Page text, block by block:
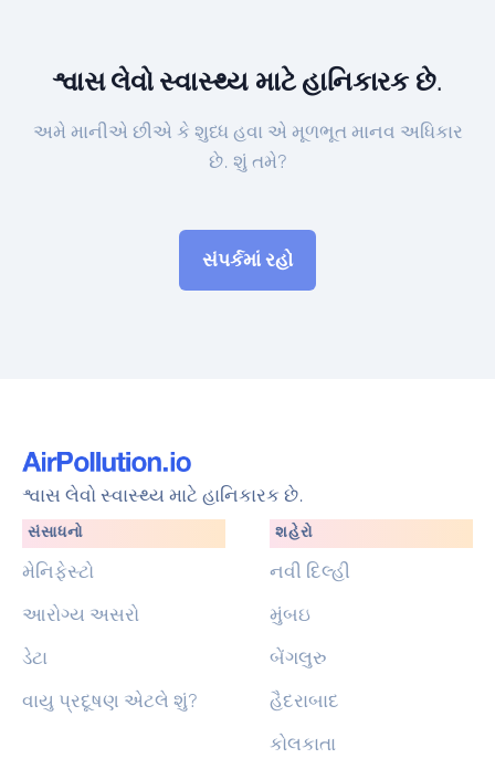
શ્વાસ લેવો સ્વાસ્થ્ય માટે હાનિકારક છે.
અમે માનીએ છીએ કે શુધ્ધ હવા એ મૂળભૂત માનવ અધિકાર
છે. શું તમે?
સંપર્કમાં રહો
શ્વાસ લેવો સ્વાસ્થ્ય માટે હાનિકારક છે.
સંસાધનો
મેનિફેસ્ટો
આરોગ્ય અસરો
ડેટા
વાયુ પ્રદૂષણ એટલે શું?
શહેરો
નવી દિલ્હી
મુંબઇ
બેંગલુરુ
હૈદરાબાદ
કોલકાતા